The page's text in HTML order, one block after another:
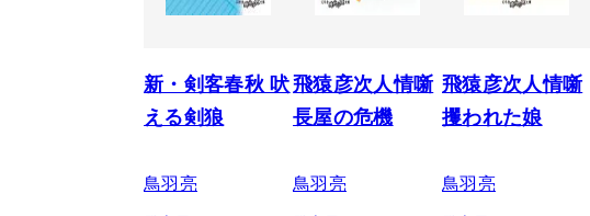
新・剣客春秋 吠
える剣狼
鳥羽亮
飛猿彦次人情噺
長屋の危機
鳥羽亮
飛猿彦次人情噺
攫われた娘
鳥羽亮